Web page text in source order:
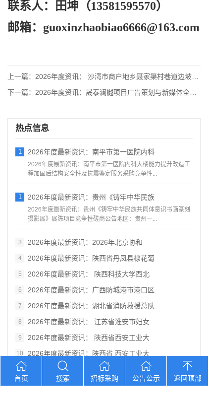
联系人：田坤（13581595570）
邮箱： guoxinzhaobiao6666@163.com
上一篇： 2026年度资讯： 沙湾市商户地乡聂家渠村巷道边坡硬化竞争性
下一篇： 2026年度资讯：晟泰澜樾项目广告策划与新媒体全案策划项目竞
热点信息
1 2026年度最新资讯：南平市第一医院内科
2026年度最新资讯：南平市第一医院内科大楼能力提升改造工
程加固后结构安全性及抗震鉴定服务采购竞争性...
1 2026年度最新资讯：贵州《铸牢中华民族
2026年度最新资讯：贵州《铸牢中华民族共同体意识书画篆刻
摄影展》展陈项目竞争性磋商公告地区：贵州一...
3 2026年度最新资讯：2026年北京协和
4 2026年度最新资讯：陕西省丹凤县棣花葡
5 2026年度最新资讯： 陕西科技大学西北
6 2026年度最新资讯：广西防城港市港口区
7 2026年度最新资讯：湖北省消防救援总队
8 2026年度最新资讯： 江苏省淮安市妇女
9 2026年度最新资讯： 陕西省西安工业大
10 2026年度最新资讯：陕西省 西安工业大
您想找？
首页 搜索 招标采购 公告公示 返回顶部